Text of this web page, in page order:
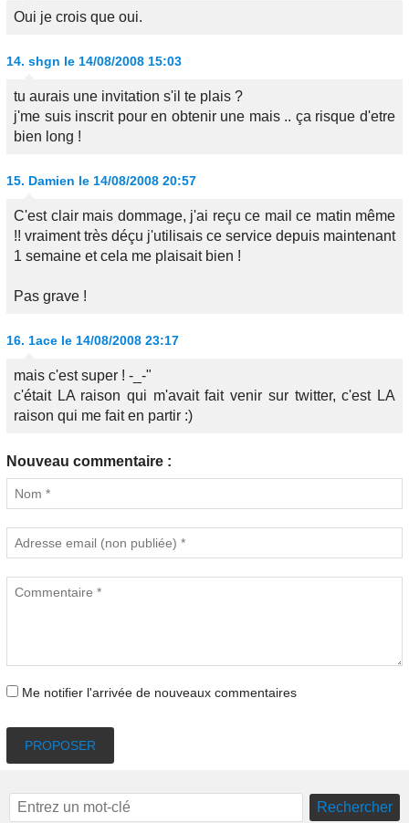
Oui je crois que oui.
14. shgn le 14/08/2008 15:03
tu aurais une invitation s'il te plais ?
j'me suis inscrit pour en obtenir une mais .. ça risque d'etre
bien long !
15. Damien le 14/08/2008 20:57
C'est clair mais dommage, j'ai reçu ce mail ce matin même
!! vraiment très déçu j'utilisais ce service depuis maintenant
1 semaine et cela me plaisait bien !
Pas grave !
16. 1ace le 14/08/2008 23:17
mais c'est super ! -_-"
c'était LA raison qui m'avait fait venir sur twitter, c'est LA
raison qui me fait en partir :)
Nouveau commentaire :
Me notifier l'arrivée de nouveaux commentaires
PROPOSER
Rechercher